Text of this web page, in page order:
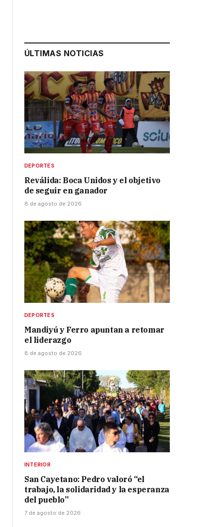
ÚLTIMAS NOTICIAS
DEPORTES
Reválida: Boca Unidos y el objetivo
de seguir en ganador
8 de agosto de 2026
DEPORTES
Mandiyú y Ferro apuntan a retomar
el liderazgo
8 de agosto de 2026
INTERIOR
San Cayetano: Pedro valoró “el
trabajo, la solidaridad y la esperanza
del pueblo”
7 de agosto de 2026